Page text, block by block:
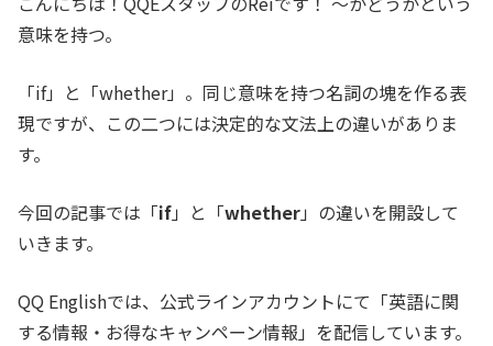
意味を持つ。
「if」と「whether」。同じ意味を持つ名詞の塊を作る表
現ですが、この二つには決定的な文法上の違いがありま
す。
今回の記事では「if」と「whether」の違いを開設して
いきます。
QQ Englishでは、公式ラインアカウントにて「英語に関
する情報・お得なキャンペーン情報」を配信しています。